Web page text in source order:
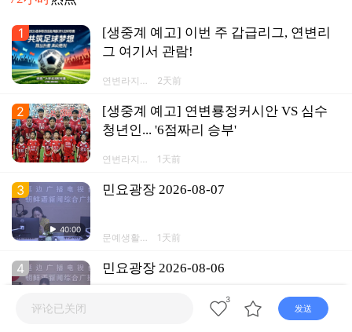
1
[생중계 예고] 이번 주 갑급리그, 연변리
그 여기서 관람!
연변라지오
2天前
2
[생중계 예고] 연변룡정커시안 VS 심수
청년인... '6점짜리 승부'
연변라지오
1天前
3
40:00
민요광장 2026-08-07
문예생활채
1天前
4
40:00
민요광장 2026-08-06
评论已关闭
3
发送